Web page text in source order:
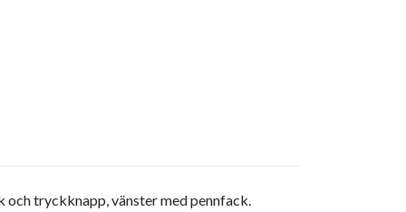
tryckknapp, vänster med pennfack.